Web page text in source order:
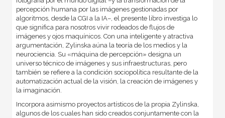
percepción humana por las imágenes gestionadas por
algoritmos, desde la CGI a la IA–, el presente libro investiga lo
que significa para nosotros vivir rodeados de flujos de
imágenes y ojos maquínicos. Con una inteligente y atractiva
argumentación, Zylinska aúna la teoría de los medios y la
neurociencia. Su «máquina de percepción» designa un
universo técnico de imágenes y sus infraestructuras, pero
también se refiere a la condición sociopolítica resultante de la
automatización actual de la visión, la creación de imágenes y
la imaginación.
Incorpora asimismo proyectos artísticos de la propia Zylinska,
algunos de los cuales han sido creados conjuntamente con la